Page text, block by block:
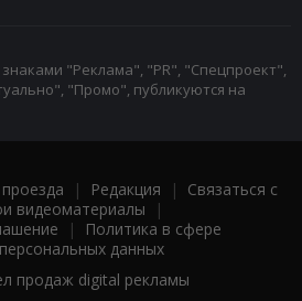
"Реклама", "PR", "Спецпроект",
"Промо", публикуются на
| Редакция | Связаться с
видеоматериалы |
|
Политика в сфере
данных
продаж digital рекламы